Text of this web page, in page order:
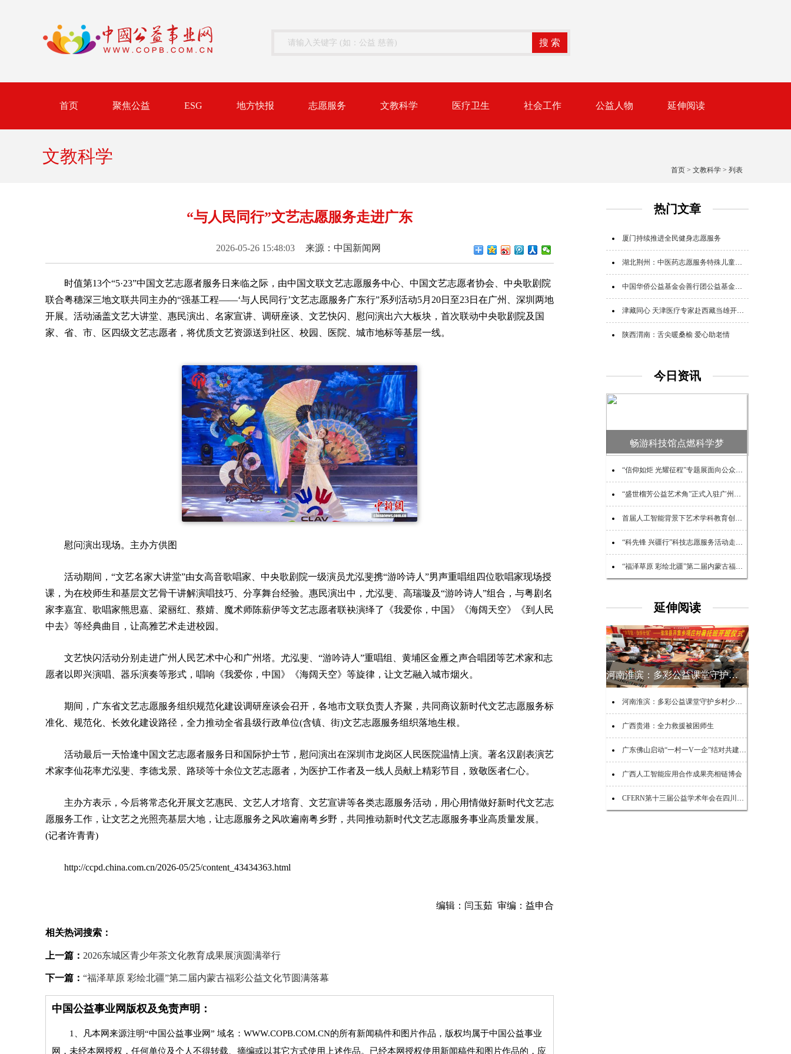
首页 聚焦公益 ESG 地方快报 志愿服务 文教科学 医疗卫生 社会工作 公益人物 延伸阅读
首页 > 文教科学 > 列表
文教科学
热门文章
厦门持续推进全民健身志愿服务
湖北荆州：中医药志愿服务特殊儿童群体
中国华侨公益基金会善行团公益基金追加追赠支援广西救灾
津藏同心 天津医疗专家赴西藏当雄开展公益帮扶
陕西渭南：舌尖暖桑榆 爱心助老情
今日资讯
畅游科技馆点燃科学梦
“信仰如炬 光耀征程”专题展面向公众开放
“盛世榴芳公益艺术角”正式入驻广州图书馆
首届人工智能背景下艺术学科教育创新论坛在兰州举办
“科先锋 兴疆行”科技志愿服务活动走进阿克苏市
“福泽草原 彩绘北疆”第二届内蒙古福彩公益文化节圆满落幕
延伸阅读
河南淮滨：多彩公益课堂守护乡村少年夏日时光
河南淮滨：多彩公益课堂守护乡村少年夏日时光
广西贵港：全力救援被困师生
广东佛山启动“一村一V一企”结对共建助力“百千万工程”活动
广西人工智能应用合作成果亮相链博会
CFERN第十三届公益学术年会在四川峨眉山启幕
“与人民同行”文艺志愿服务走进广东
2026-05-26 15:48:03 来源：中国新闻网
时值第13个“5·23”中国文艺志愿者服务日来临之际，由中国文联文艺志愿服务中心、中国文艺志愿者协会、中央歌剧院
联合粤穗深三地文联共同主办的“强基工程——‘与人民同行’文艺志愿服务广东行”系列活动5月20日至23日在广州、深圳两地
开展。活动涵盖文艺大讲堂、惠民演出、名家宣讲、调研座谈、文艺快闪、慰问演出六大板块，首次联动中央歌剧院及国
家、省、市、区四级文艺志愿者，将优质文艺资源送到社区、校园、医院、城市地标等基层一线。
慰问演出现场。主办方供图
活动期间，“文艺名家大讲堂”由女高音歌唱家、中央歌剧院一级演员尤泓斐携“游吟诗人”男声重唱组四位歌唱家现场授
课，为在校师生和基层文艺骨干讲解演唱技巧、分享舞台经验。惠民演出中，尤泓斐、高瑞璇及“游吟诗人”组合，与粤剧名
家李嘉宜、歌唱家熊思嘉、梁丽红、蔡婧、魔术师陈薪伊等文艺志愿者联袂演绎了《我爱你，中国》《海阔天空》《到人民
中去》等经典曲目，让高雅艺术走进校园。
文艺快闪活动分别走进广州人民艺术中心和广州塔。尤泓斐、“游吟诗人”重唱组、黄埔区金雁之声合唱团等艺术家和志
愿者以即兴演唱、器乐演奏等形式，唱响《我爱你，中国》《海阔天空》等旋律，让文艺融入城市烟火。
期间，广东省文艺志愿服务组织规范化建设调研座谈会召开，各地市文联负责人齐聚，共同商议新时代文艺志愿服务标
准化、规范化、长效化建设路径，全力推动全省县级行政单位(含镇、街)文艺志愿服务组织落地生根。
活动最后一天恰逢中国文艺志愿者服务日和国际护士节，慰问演出在深圳市龙岗区人民医院温情上演。著名汉剧表演艺
术家李仙花率尤泓斐、李德戈景、路琰等十余位文艺志愿者，为医护工作者及一线人员献上精彩节目，致敬医者仁心。
主办方表示，今后将常态化开展文艺惠民、文艺人才培育、文艺宣讲等各类志愿服务活动，用心用情做好新时代文艺志
愿服务工作，让文艺之光照亮基层大地，让志愿服务之风吹遍南粤乡野，共同推动新时代文艺志愿服务事业高质量发展。
(记者许青青)
http://ccpd.china.com.cn/2026-05/25/content_43434363.html
编辑：闫玉茹 审编：益申合
相关热词搜索：
上一篇： 2026东城区青少年茶文化教育成果展演圆满举行
下一篇： “福泽草原 彩绘北疆”第二届内蒙古福彩公益文化节圆满落幕
中国公益事业网版权及免责声明：
1、凡本网来源注明“中国公益事业网” 域名：WWW.COPB.COM.CN的所有新闻稿件和图片作品，版权均属于中国公益事业
网，未经本网授权，任何单位及个人不得转载、摘编或以其它方式使用上述作品。已经本网授权使用新闻稿件和图片作品的，应